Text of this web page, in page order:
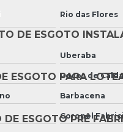
DE ESGOTO
ESGOTO PARA
ESGOTO PRÉ
Estação de
Estação de
Estação de
Estação de
Estação de
Rio das Flores
Uberaba
Poços de
Barbacena
Coronel